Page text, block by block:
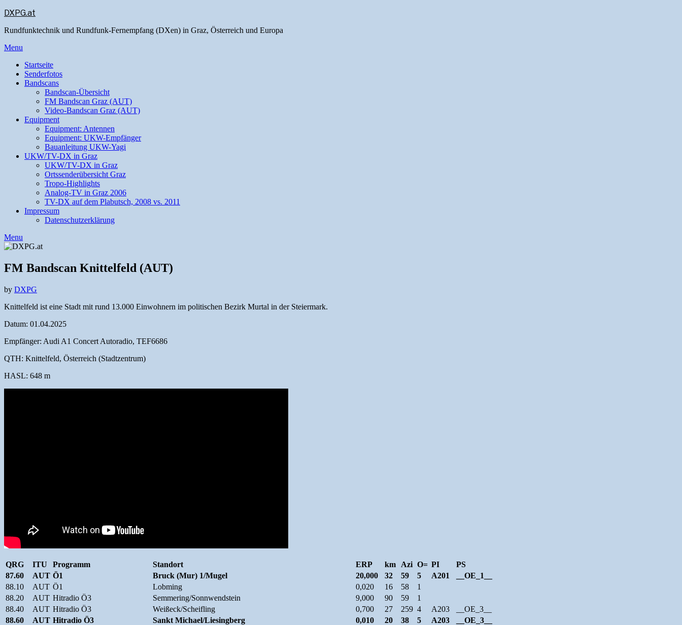
DXPG.at
Rundfunktechnik und Rundfunk-Fernempfang (DXen) in Graz, Österreich und Europa
Menu
Startseite
Senderfotos
Bandscans
Bandscan-Übersicht
FM Bandscan Graz (AUT)
Video-Bandscan Graz (AUT)
Equipment
Equipment: Antennen
Equipment: UKW-Empfänger
Bauanleitung UKW-Yagi
UKW/TV-DX in Graz
UKW/TV-DX in Graz
Ortssenderübersicht Graz
Tropo-Highlights
Analog-TV in Graz 2006
TV-DX auf dem Plabutsch, 2008 vs. 2011
Impressum
Datenschutzerklärung
Menu
FM Bandscan Knittelfeld (AUT)
by DXPG
Knittelfeld ist eine Stadt mit rund 13.000 Einwohnern im politischen Bezirk Murtal in der Steiermark.
Datum: 01.04.2025
Empfänger: Audi A1 Concert Autoradio, TEF6686
QTH: Knittelfeld, Österreich (Stadtzentrum)
HASL: 648 m
QRG ITU Programm Standort ERP km Azi O= PI
PS
87.60
AUT Ö1 Bruck (Mur) 1/Mugel 20,000 32 59 5 A201
__OE_1__
88.10
AUT Ö1 Lobming 0,020 16 58
1
88.20
AUT Hitradio Ö3 Semmering/Sonnwendstein 9,000 90 59
1
88.40
AUT Hitradio Ö3 Weißeck/Scheifling 0,700 27 259 4 A203
__OE_3__
88.60
AUT Hitradio Ö3 Sankt Michael/Liesingberg 0,010 20 38 5 A203
__OE_3__